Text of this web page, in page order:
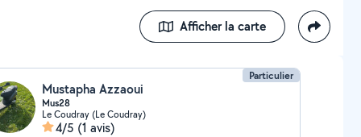
Afficher la carte
Particulier
Mustapha Azzaoui
Mus28
Le Coudray (Le Coudray)
4/5 (1 avis)